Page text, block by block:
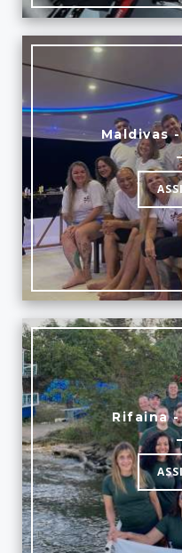
Maldivas
Rifaina